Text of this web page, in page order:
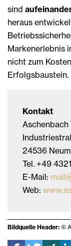
sind
heraus
Markenerlebnis
nicht zum
Erfolgsbaustein.
Kontakt
Aschenbach
24536
Tel. +49
E-Mail:
Web:
Bildquelle Header: ©